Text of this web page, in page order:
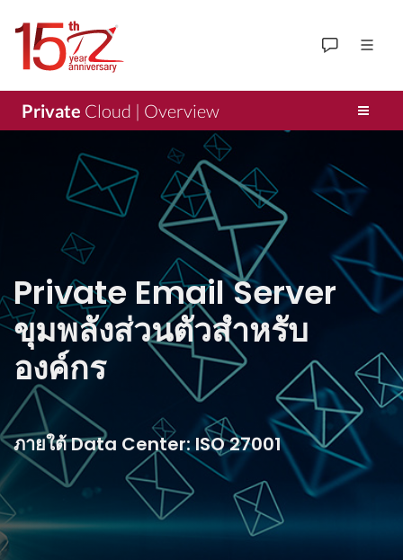
Private Cloud | Overview
Private Email Server
ขุมพลังส่วนตัวสำหรับ
องค์กร
ภายใต้ Data Center: ISO 27001